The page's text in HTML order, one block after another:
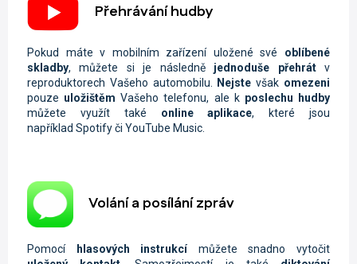
Přehrávání hudby
Pokud máte v mobilním zařízení uložené své oblíbené
skladby, můžete si je následně jednoduše přehrátv
reproduktorech Vašeho automobilu.
Nejste však omezeni
pouze uložištěm Vašeho telefonu, ale k poslechu hudby
můžete využít také online aplikace, které jsou
například Spotify či YouTube Music.
Volání a posílání zpráv
Pomocí hlasových instrukcímůžete snadno vytočit